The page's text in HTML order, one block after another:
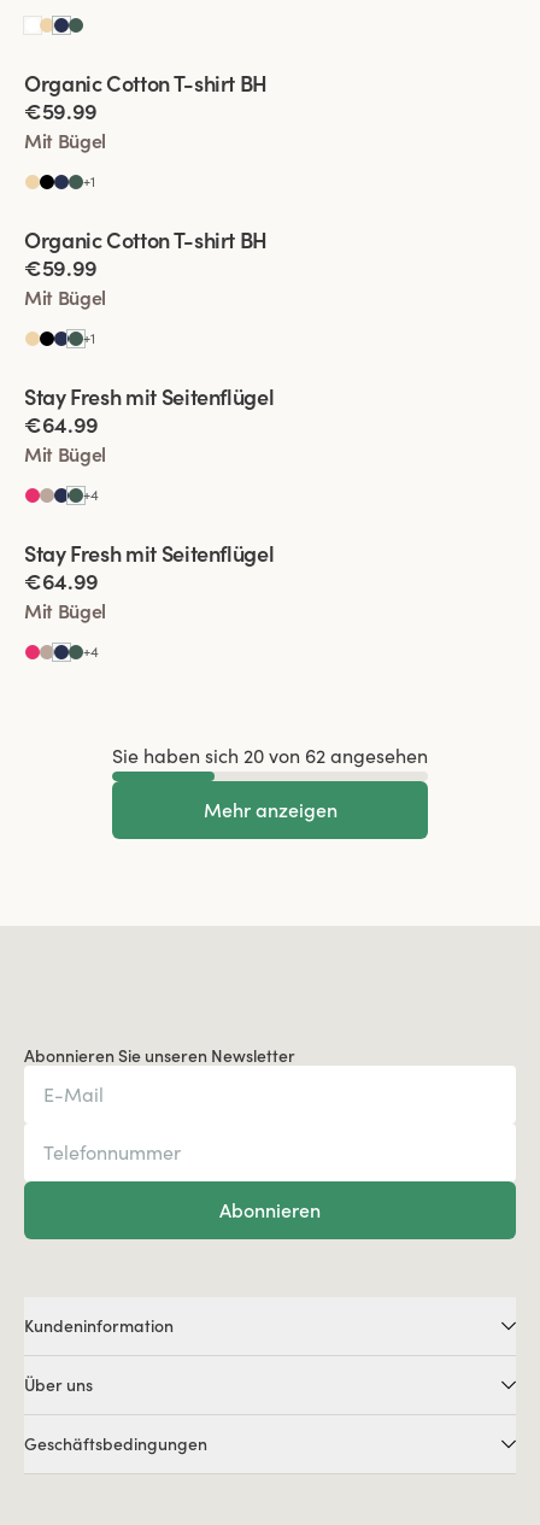
Viewing image 1 of 2
Organic Cotton T-shirt BH
€59.99
Mit Bügel
+1
Viewing image 1 of 2
Organic Cotton T-shirt BH
€59.99
Mit Bügel
+1
Viewing image 1 of 2
Besonders Breiter Rücken
Stay Fresh mit Seitenflügel
€64.99
Mit Bügel
+4
Viewing image 1 of 2
Besonders Breiter Rücken
Stay Fresh mit Seitenflügel
€64.99
Mit Bügel
+4
Sie haben sich 20 von 62 angesehen
Mehr anzeigen
Abonnieren Sie unseren Newsletter
Abonnieren
Kundeninformation
Über uns
Geschäftsbedingungen